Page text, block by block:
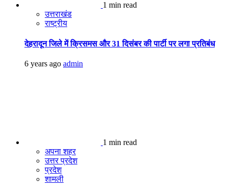
1 min read
उत्तराखंड
राष्ट्रीय
देहरादून जिले में क्रिसमस और 31 दिसंबर की पार्टी पर लगा प्रतिबंध
6 years ago admin
1 min read
अपना शहर
उत्तर प्रदेश
प्रदेश
शामली